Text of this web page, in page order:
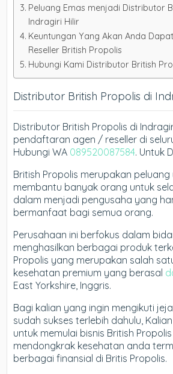
Peluang Emas menjadi Distributor
Indragiri Hilir
Keuntungan Yang Akan Anda
Reseller British Propolis
Hubungi Kami Distributor British
Distributor British Propolis di
Distributor British Propolis di
pendaftaran agen / reseller di
Hubungi WA 089520087584. Untuk
British Propolis merupakan
membantu banyak orang untuk
dalam menjadi pengusaha yang
bermanfaat bagi semua orang.
Perusahaan ini berfokus dalam
menghasilkan berbagai produk
Propolis yang merupakan salah
kesehatan premium yang berasal
East Yorkshire, Inggris.
Bagi kalian yang ingin mengikuti
sudah sukses terlebih dahulu,
untuk memulai bisnis British
mendongkrak kesehatan anda
berbagai finansial di Britis Propolis.